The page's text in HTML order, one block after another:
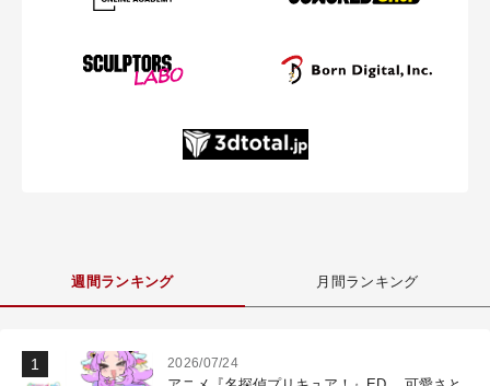
週間ランキング 月間ランキング
2026/07/24